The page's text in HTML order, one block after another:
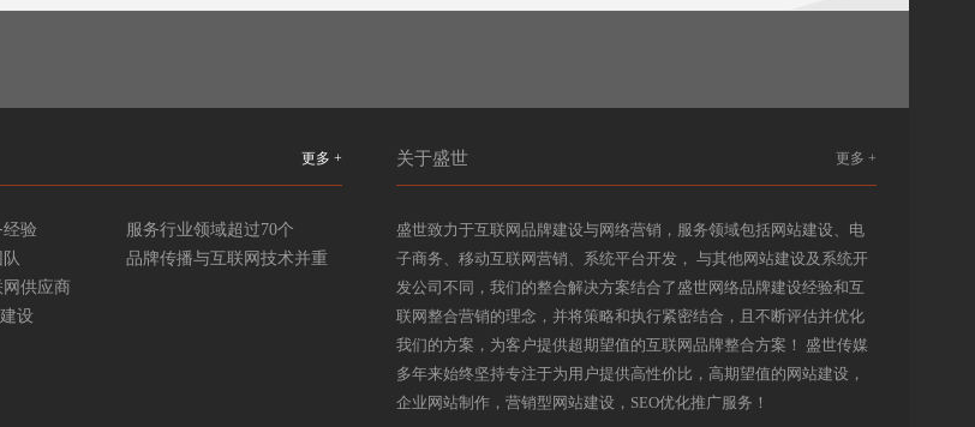
更多 +
验
供应商
设
服务行业领域超过70个
品牌传播与互联网技术并重
更多 +
关于盛世
盛世致力于互联网品牌建设与网络营销，服务领域包括网站建设、电
子商务、移动互联网营销、系统平台开发， 与其他网站建设及系统开
发公司不同，我们的整合解决方案结合了盛世网络品牌建设经验和互
联网整合营销的理念，并将策略和执行紧密结合，且不断评估并优化
我们的方案，为客户提供超期望值的互联网品牌整合方案！ 盛世传媒
多年来始终坚持专注于为用户提供高性价比，高期望值的 网站建设 ，
企业网站制作 ， 营销型网站建设 ， SEO优化推广服务！